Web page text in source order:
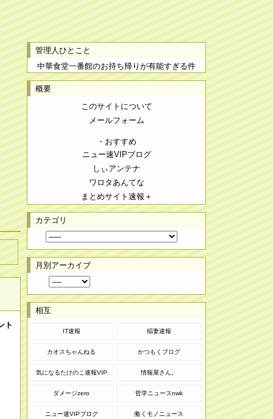
ト
管理人ひとこと
中華食堂一番館のお持ち帰りが有能すぎる件
概要
このサイトについて
メールフォーム
・おすすめ
ニュー速VIPブログ
しぃアンテナ
ワロタあんてな
まとめサイト速報＋
カテゴリ
月別アーカイブ
相互
IT速報 稲妻速報
カオスちゃんねる かつもくブログ
気になるたけのこ速報VIP 情報屋さん。
ダメージzero 哲学ニュースnwk
ニュー速VIPブログ 働くモノニュース